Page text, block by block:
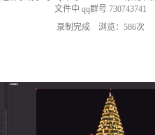
文件中 qq群号 730743741
录制完成 浏览：586次